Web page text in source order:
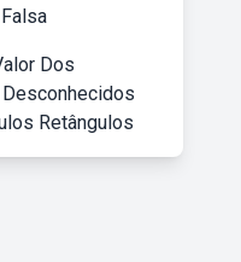
Dos
Retângulos